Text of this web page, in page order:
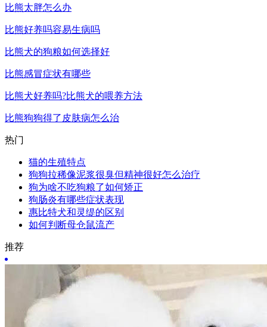
比熊太胖怎么办
比熊好养吗容易生病吗
比熊犬的狗粮如何选择好
比熊感冒症状有哪些
比熊犬好养吗?比熊犬的喂养方法
比熊狗狗得了皮肤病怎么治
热门
猫的生殖特点
狗狗拉稀像泥浆很臭但精神很好怎么治疗
狗为啥不吃狗粮了如何矫正
狗肠炎有哪些症状表现
惠比特犬和灵缇的区别
如何判断母仓鼠流产
推荐